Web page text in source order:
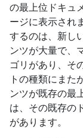
の最上位ドキュ
ージに表示され
するのは、新し
ンツが大量で、
ゴリがあり、そ
トの種類にまた
ンツが既存の最
は、その既存の
があります。